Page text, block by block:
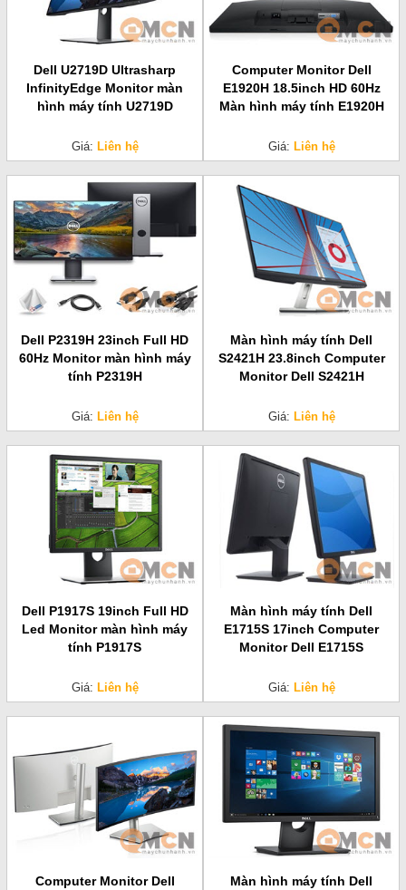
Dell U2719D Ultrasharp
InfinityEdge Monitor màn
hình máy tính U2719D
Giá: Liên hệ
Computer Monitor Dell
E1920H 18.5inch HD 60Hz
Màn hình máy tính E1920H
Giá: Liên hệ
Dell P2319H 23inch Full HD
60Hz Monitor màn hình máy
tính P2319H
Giá: Liên hệ
Màn hình máy tính Dell
S2421H 23.8inch Computer
Monitor Dell S2421H
Giá: Liên hệ
Dell P1917S 19inch Full HD
Led Monitor màn hình máy
tính P1917S
Giá: Liên hệ
Màn hình máy tính Dell
E1715S 17inch Computer
Monitor Dell E1715S
Giá: Liên hệ
Computer Monitor Dell
Màn hình máy tính Dell